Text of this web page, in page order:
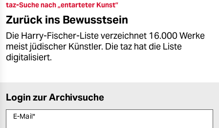
taz-Suche nach „entarteter Kunst”
Zurück ins Bewusstsein
Die Harry-Fischer-Liste verzeichnet 16.000 Werke
meist jüdischer Künstler. Die taz hat die Liste
digitalisiert.
Login zur Archivsuche
E-Mail*